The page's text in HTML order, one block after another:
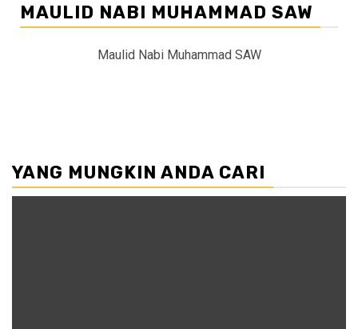
MAULID NABI MUHAMMAD SAW
Maulid Nabi Muhammad SAW
YANG MUNGKIN ANDA CARI